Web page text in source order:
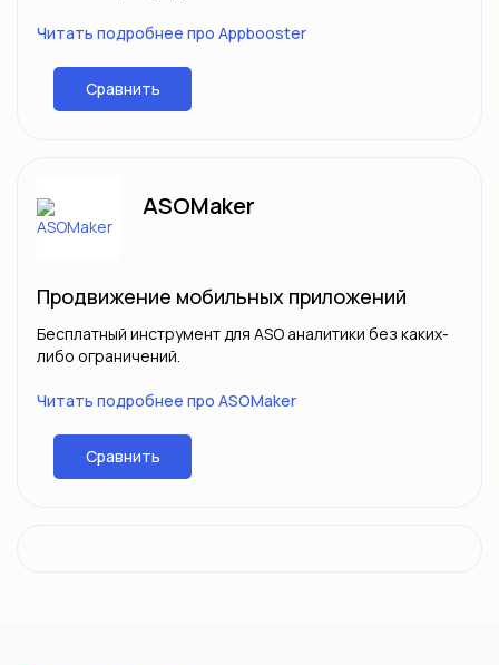
Читать подробнее про Appbooster
Сравнить
ASOMaker
Продвижение мобильных приложений
Бесплатный инструмент для ASO аналитики без каких-
либо ограничений.
Читать подробнее про ASOMaker
Сравнить